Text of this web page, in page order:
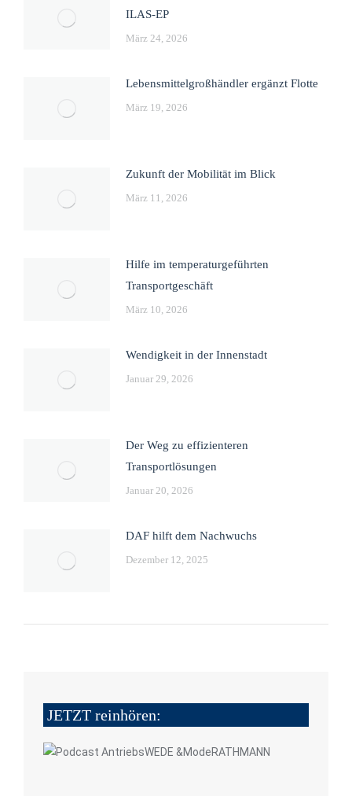
ILAS-EP
März 24, 2026
Lebensmittelgroßhändler ergänzt Flotte
März 19, 2026
Zukunft der Mobilität im Blick
März 11, 2026
Hilfe im temperaturgeführten
Transportgeschäft
März 10, 2026
Wendigkeit in der Innenstadt
Januar 29, 2026
Der Weg zu effizienteren
Transportlösungen
Januar 20, 2026
DAF hilft dem Nachwuchs
Dezember 12, 2025
JETZT reinhören: